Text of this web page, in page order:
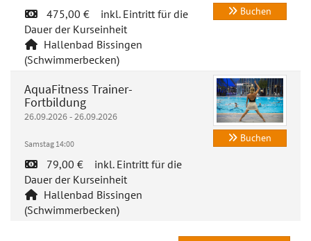
475,00 € inkl. Eintritt für die
Dauer der Kurseinheit
Hallenbad Bissingen
(Schwimmerbecken)
Buchen
AquaFitness Trainer-
Fortbildung
26.09.2026 - 26.09.2026
Samstag 14:00
79,00 € inkl. Eintritt für die
Dauer der Kurseinheit
Hallenbad Bissingen
(Schwimmerbecken)
Buchen